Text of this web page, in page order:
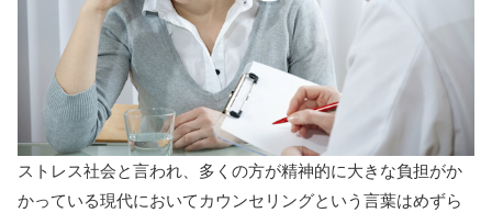
ストレス社会と言われ、多くの方が精神的に大きな負担がか
かっている現代においてカウンセリングという言葉はめずら